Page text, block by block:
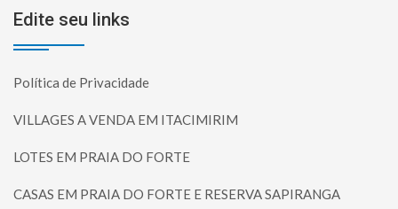
Edite seu links
Política de Privacidade
VILLAGES A VENDA EM ITACIMIRIM
LOTES EM PRAIA DO FORTE
CASAS EM PRAIA DO FORTE E RESERVA SAPIRANGA